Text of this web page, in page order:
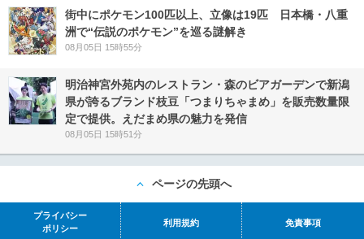
街中にポケモン100匹以上、立像は19匹 日本橋・八重
洲で“伝説のポケモン”を巡る謎解き
08月05日 15時55分
明治神宮外苑内のレストラン・森のビアガーデンで新潟
県が誇るブランド枝豆「つまりちゃまめ」を販売数量限
定で提供。えだまめ県の魅力を発信
08月05日 15時51分
ページの先頭へ
プライバシー
ポリシー
利用規約 免責事項